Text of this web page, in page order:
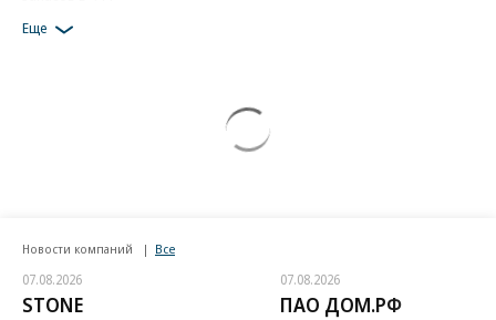
Еще
Новости компаний Все
07.08.2026
STONE
07.08.2026
ПАО ДОМ.РФ